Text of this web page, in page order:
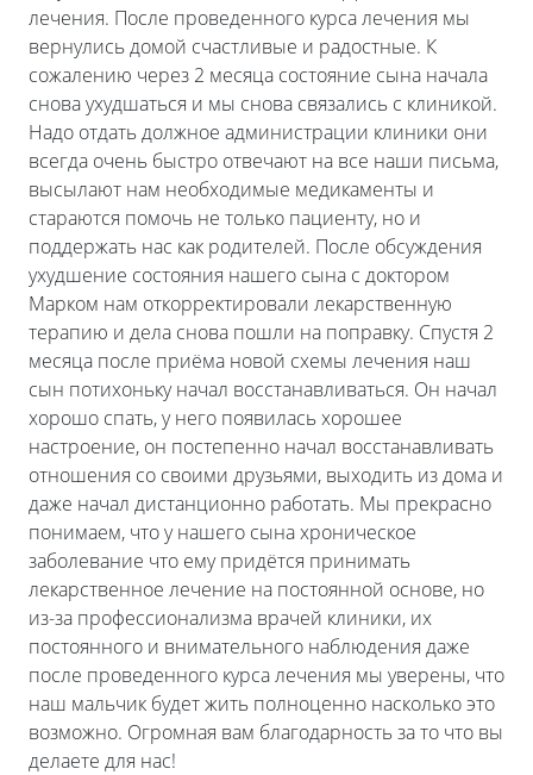
лечения. После проведенного курса лечения мы
вернулись домой счастливые и радостные. К
сожалению через 2 месяца состояние сына начала
снова ухудшаться и мы снова связались с клиникой.
Надо отдать должное администрации клиники они
всегда очень быстро отвечают на все наши письма,
высылают нам необходимые медикаменты и
стараются помочь не только пациенту, но и
поддержать нас как родителей. После обсуждения
ухудшение состояния нашего сына с доктором
Марком нам откорректировали лекарственную
терапию и дела снова пошли на поправку. Спустя 2
месяца после приёма новой схемы лечения наш
сын потихоньку начал восстанавливаться. Он начал
хорошо спать, у него появилась хорошее
настроение, он постепенно начал восстанавливать
отношения со своими друзьями, выходить из дома и
даже начал дистанционно работать. Мы прекрасно
понимаем, что у нашего сына хроническое
заболевание что ему придётся принимать
лекарственное лечение на постоянной основе, но
из-за профессионализма врачей клиники, их
постоянного и внимательного наблюдения даже
после проведенного курса лечения мы уверены, что
наш мальчик будет жить полноценно насколько это
возможно. Огромная вам благодарность за то что вы
делаете для нас!